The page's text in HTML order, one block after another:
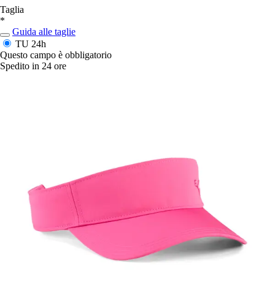
Taglia
*
Guida alle taglie
TU 24h
Questo campo è obbligatorio
Spedito in 24 ore